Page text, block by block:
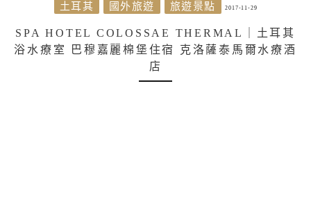
土耳其 國外旅遊 旅遊景點 2017-11-29
SPA HOTEL COLOSSAE THERMAL｜土耳其
浴水療室 巴穆嘉麗棉堡住宿 克洛薩泰馬爾水療酒
店